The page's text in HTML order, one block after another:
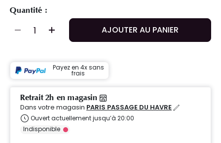
Quantité :
AJOUTER AU PANIER
Payez en 4x sans
frais
Retrait 2h en magasin
Dans votre magasin PARIS PASSAGE DU HAVRE
Ouvert actuellement jusqu’à 20:00
Indisponible